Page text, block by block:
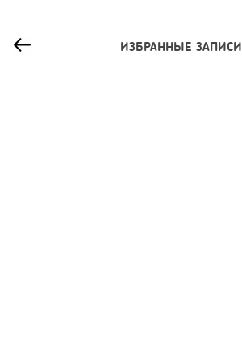
ИЗБРАННЫЕ ЗАПИСИ